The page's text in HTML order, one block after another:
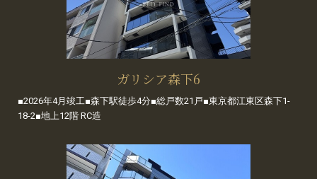
ガリシア森下6
■2026年4月竣工■森下駅徒歩4分■総戸数21戸■東京都江東区森下1-
18-2■地上12階 RC造